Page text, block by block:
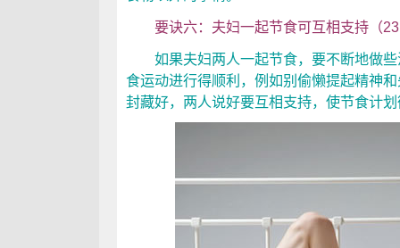
要诀六：夫妇一起节食可互相支持（
如果夫妇两人一起节食，要不断地做些
食运动进行得顺利，例如别偷懒提起精神
封藏好，两人说好要互相支持，使节食计